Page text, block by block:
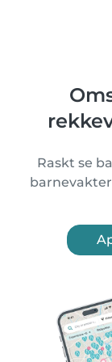
Raskt se